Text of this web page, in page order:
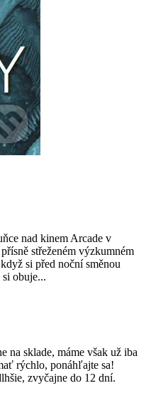
nad kinem Arcade v
střeženém výzkumném
si před noční směnou
obuje...
na sklade, máme však už iba
rýchlo, ponáhľajte sa!
zvyčajne do 12 dní.